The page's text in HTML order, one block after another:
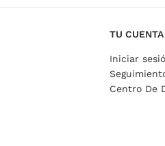
TU CUENTA
Iniciar
Centro De